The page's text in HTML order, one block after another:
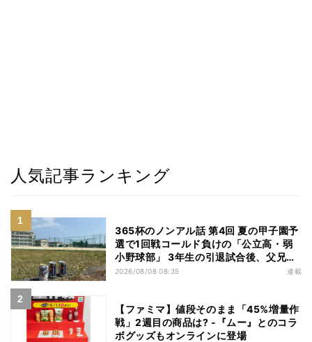
人気記事ランキング
365杯のノンアル話 第4回 夏の甲子園予
選で1回戦コールド負けの「公立高・弱
小野球部」 3年生の引退試合後、父兄
が“現場”で取り出したのは……
2026/08/08 08:35 連載
【ファミマ】値段そのまま「45%増量作
戦」2週目の商品は? -『ムー』とのコラ
ボグッズもオンラインに登場